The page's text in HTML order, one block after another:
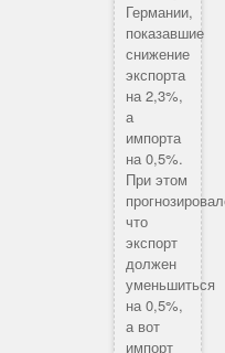
Германии,
показавшие
снижение
экспорта
на 2,3%,
а
импорта
на 0,5%.
При этом
что
экспорт
должен
уменьшиться
на 0,5%,
а вот
импорт